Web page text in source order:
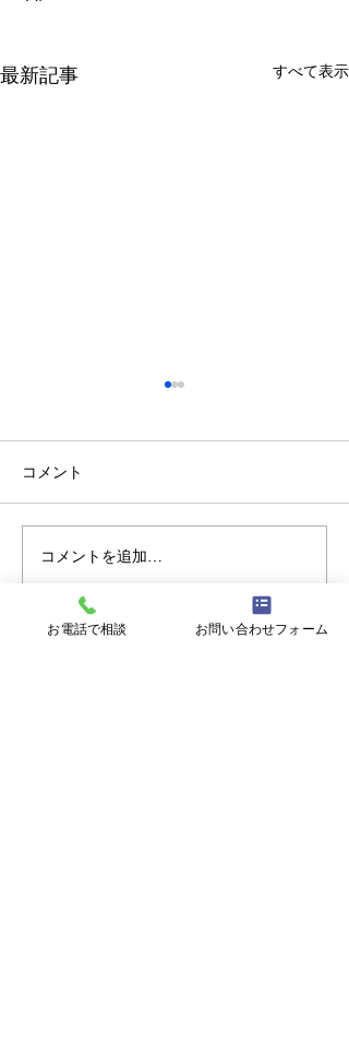
最新記事 すべて表示
【ミニ企業説明会＆職場
大翔
コメント
コメントを追加…
お電話で相談 お問い合わせフォーム